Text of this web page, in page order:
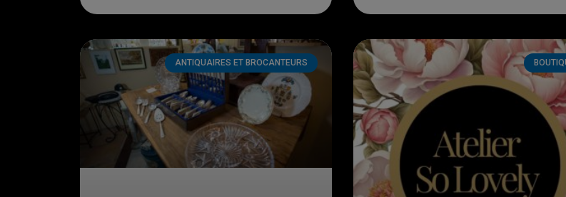
ANTIQUAIRES ET BROCANTEURS